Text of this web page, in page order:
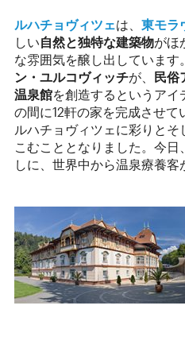
ルハチョヴィツェは、 東モラ
しい自然と独特な建築物がほ
な雰囲気を醸し出しています
ン・ユルコヴィッチが、 民俗
温泉館を創造するというア
の間に12軒の家を完成させて
ルハチョヴィツェに彩りと
こむこととなりました。今
しに、世界中から温泉療養客